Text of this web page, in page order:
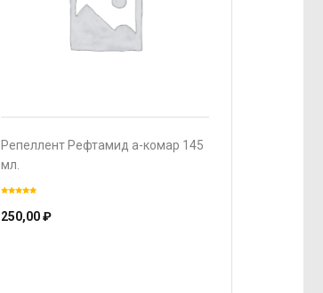
Репеллент Рефтамид а-комар 145
мл.
250,00₽